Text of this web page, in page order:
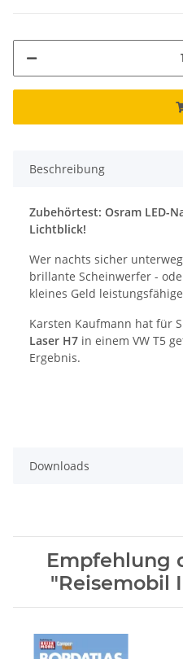
Beschreibung
Zubehörtest: Osram LED-
Lichtblick!
Wer nachts sicher
brillante Scheinwerfer -
kleines Geld
Karsten Kaufmann hat für
Laser H7 in einem VW T5
Ergebnis.
Downloads
Empfehlung
"Reisemobil